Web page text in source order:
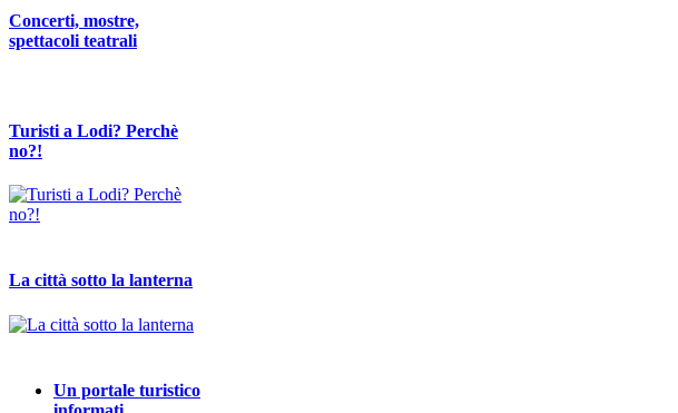
Concerti, mostre,
spettacoli teatrali
Turisti a Lodi? Perchè
no?!
La città sotto la lanterna
Un portale turistico